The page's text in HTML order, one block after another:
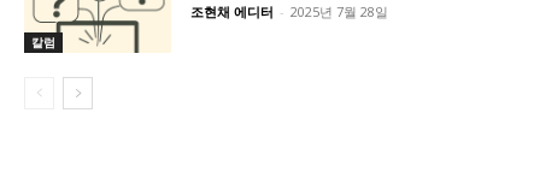
칼럼
조현채 에디터 - 2025년 7월 28일